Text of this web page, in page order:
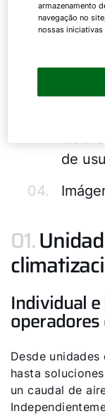
Tabla de
de
04.
01.
Individual
Desde
hasta
un caudal de
Olá!
Serviço
armazenamento
navegação no
nossas